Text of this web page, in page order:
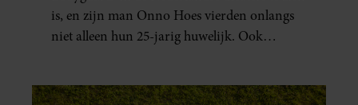
is, en zijn man Onno Hoes vierden onlangs
niet alleen hun 25-jarig huwelijk. Ook